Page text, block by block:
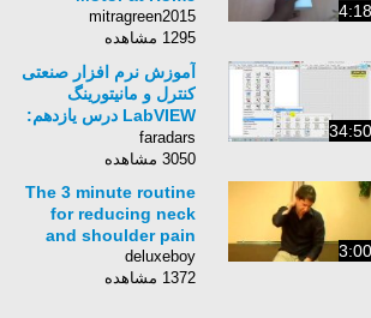
4:18
mitragreen2015
1295 مشاهده
34:50
آموزش نرم افزار صنعتی
کنترل و مانیتورینگ
LabVIEW درس یازدهم:
معرفی تولکیت
Mathematics
faradars
3050 مشاهده
3:00
The 3 minute routine
for reducing neck
and shoulder pain
deluxeboy
1372 مشاهده